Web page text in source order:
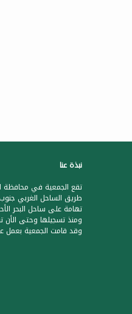
نبذة عنا
تقع الجمعية في
طريق الساحل الغربي
ومنذ تسجيلها وحتى الأن
وقد قامت الجمعية بعمل